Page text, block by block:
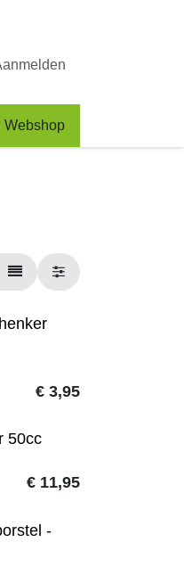
Webshop​
€ 3,95
50cc
€ 11,95
-